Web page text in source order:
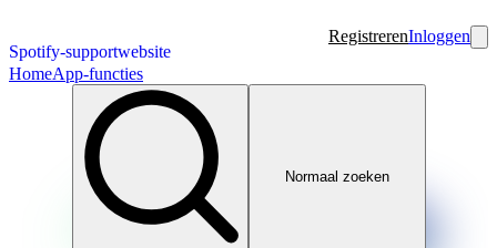
Spotify-supportwebsite
RegistrerenInloggen
HomeApp-functies
Normaal zoeken